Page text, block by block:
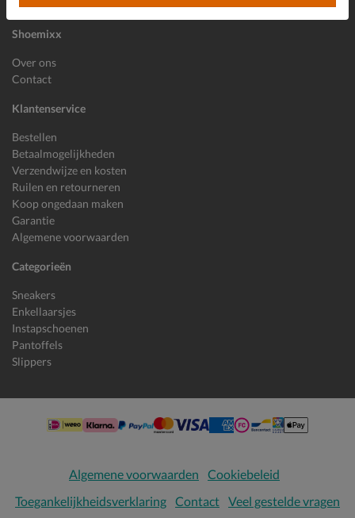
Shoemixx
Over ons
Contact
Klantenservice
Bestellen
Betaalmogelijkheden
Verzendwijze en kosten
Ruilen en retourneren
Koop ongedaan maken
Garantie
Algemene voorwaarden
Categorieën
Sneakers
Enkellaarsjes
Instapschoenen
Pantoffels
Slippers
Algemene voorwaarden
Cookiebeleid
Toegankelijkheidsverklaring Contact Veel gestelde vragen